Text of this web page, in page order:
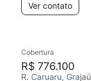
Ver contato
Cobertura
R$ 776.100
R. Caruaru, Grajaú